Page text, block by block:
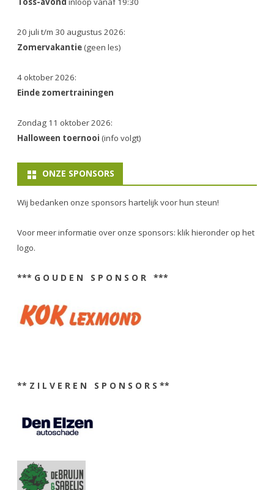
20 juli t/m 30 augustus 2026:
Zomervakantie(geen les)
4 oktober 2026:
Einde zomertrainingen
Zondag 11 oktober 2026:
Halloween toernooi (info volgt)
ONZE SPONSORS
Wij bedanken onze sponsors hartelijk voor hun steun!
Voor meer informatie over onze sponsors: klik hieronder op het
logo.
*** G O U D E N S P O N S O R ***
** Z I L V E R E N S P O N S O R S **